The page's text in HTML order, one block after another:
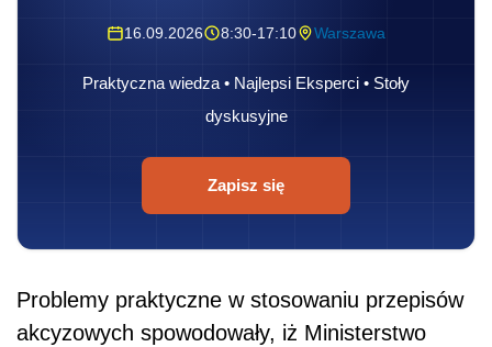
16.09.2026 8:30-17:10 Warszawa
Praktyczna wiedza • Najlepsi Eksperci • Stoły
dyskusyjne
Zapisz się
Problemy praktyczne w stosowaniu przepisów
akcyzowych spowodowały, iż Ministerstwo